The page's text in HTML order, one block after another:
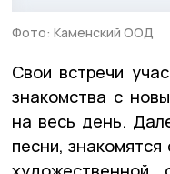
Фото: Каменский ООД
Свои встречи
знакомства с
на весь день.
песни,